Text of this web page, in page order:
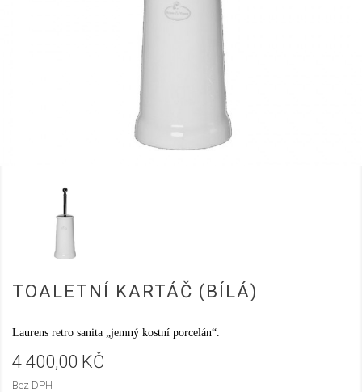
TOALETNÍ KARTÁČ (BÍLÁ)
Laurens retro sanita „jemný kostní porcelán“.
4 400,00 KČ
Bez DPH